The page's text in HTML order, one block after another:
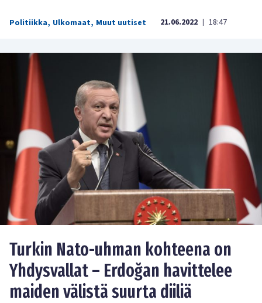
Politiikka, Ulkomaat, Muut uutiset 21.06.2022 | 18:47
Turkin Nato-uhman kohteena on
Yhdysvallat – Erdoğan havittelee
maiden välistä suurta diiliä